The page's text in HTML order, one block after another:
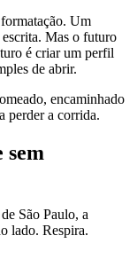
Um
escrita. Mas o futuro
é criar um perfil
de abrir.
encaminhado
perder a corrida.
sem
São Paulo, a
lado. Respira.